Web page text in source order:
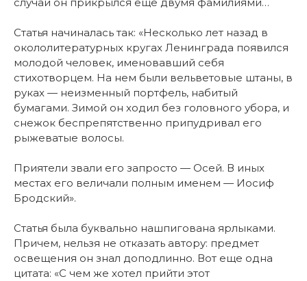
Статья начиналась так: «Несколько лет назад в
окололитературных кругах Ленинграда появился
молодой человек, именовавший себя
стихотворцем. На нем были вельветовые штаны, в
руках — неизменный портфель, набитый
бумагами. Зимой он ходил без головного убора, и
снежок беспрепятственно припудривал его
рыжеватые волосы.
Приятели звали его запросто — Осей. В иных
местах его величали полным именем — Иосиф
Бродский».
Статья была буквально нашпигована ярлыками.
Причем, нельзя не отказать автору: предмет
освещения он знал доподлинно. Вот еще одна
цитата: «С чем же хотел прийти этот